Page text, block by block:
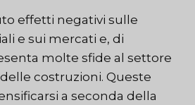
effetti negativi sulle
e sui mercati e, di
molte sfide al settore
costruzioni. Queste
a seconda della